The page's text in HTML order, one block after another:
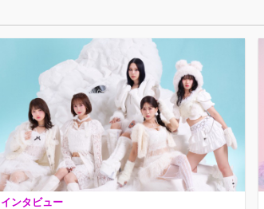
インタビュー